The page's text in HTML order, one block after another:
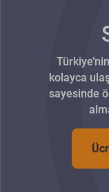
kolayca
sayesinde